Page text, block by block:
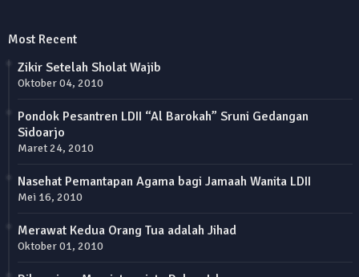
Most Recent
Zikir Setelah Sholat Wajib
Oktober 04, 2010
Pondok Pesantren LDII “Al Barokah” Sruni Gedangan
Sidoarjo
Maret 24, 2010
Nasehat Pemantapan Agama bagi Jamaah Wanita LDII
Mei 16, 2010
Merawat Kedua Orang Tua adalah Jihad
Oktober 01, 2010